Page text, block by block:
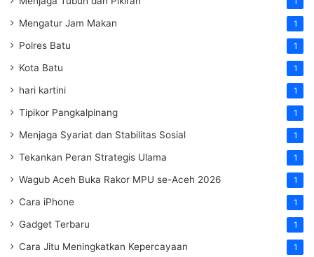
Mengatur Jam Makan 1
Polres Batu 1
Kota Batu 1
hari kartini 1
Tipikor Pangkalpinang 1
Menjaga Syariat dan Stabilitas Sosial 1
Tekankan Peran Strategis Ulama 1
Wagub Aceh Buka Rakor MPU se-Aceh 2026 1
Cara iPhone 1
Gadget Terbaru 1
Cara Jitu Meningkatkan Kepercayaan 1